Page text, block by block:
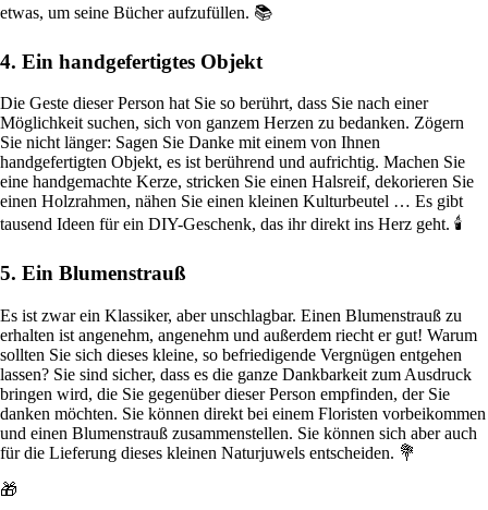
etwas, um seine Bücher aufzufüllen. 📚
4. Ein handgefertigtes Objekt
Die Geste dieser Person hat Sie so berührt, dass Sie nach einer
Möglichkeit suchen, sich von ganzem Herzen zu bedanken. Zögern
Sie nicht länger: Sagen Sie Danke mit einem von Ihnen
handgefertigten Objekt, es ist berührend und aufrichtig. Machen Sie
eine handgemachte Kerze, stricken Sie einen Halsreif, dekorieren Sie
einen Holzrahmen, nähen Sie einen kleinen Kulturbeutel … Es gibt
tausend Ideen für ein DIY-Geschenk, das ihr direkt ins Herz geht. 🕯️
5. Ein Blumenstrauß
Es ist zwar ein Klassiker, aber unschlagbar. Einen Blumenstrauß zu
erhalten ist angenehm, angenehm und außerdem riecht er gut! Warum
sollten Sie sich dieses kleine, so befriedigende Vergnügen entgehen
lassen? Sie sind sicher, dass es die ganze Dankbarkeit zum Ausdruck
bringen wird, die Sie gegenüber dieser Person empfinden, der Sie
danken möchten. Sie können direkt bei einem Floristen vorbeikommen
und einen Blumenstrauß zusammenstellen. Sie können sich aber auch
für die Lieferung dieses kleinen Naturjuwels entscheiden. 💐
🎁